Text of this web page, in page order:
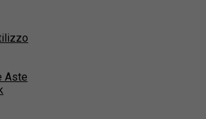
Aste